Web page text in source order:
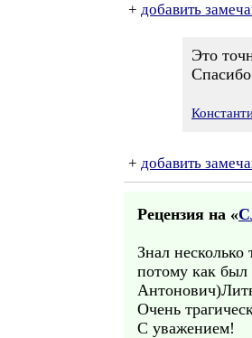
+ добавить
Это
+ добавить
Рецензия на «
Знал
потому как был
Очень
С уважением!